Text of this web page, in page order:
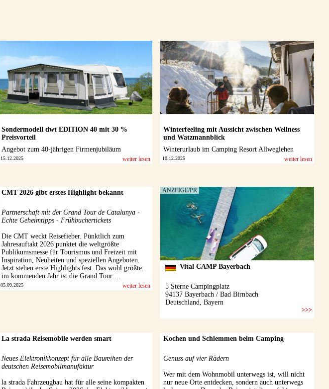
Sondermodell dwt EDITION 40 mit 30 %
Preisvorteil
Angebot zum 40-jährigen Firmenjubiläum
15.12.2025 weiter lesen
Winterfeeling mit Aussicht zwischen Wellness
und Watzmannblick
Winterurlaub im Camping Resort Allweglehen
10.12.2025 weiter lesen
CMT 2026 gibt erstes Highlight bekannt
Partnerschaft mit der Grand Tour de Catalunya -
Echte Geheimtipps - Frühbuchertickets
Die CMT weckt Reisefieber. Pünktlich zum
Jahresauftakt 2026 punktet die weltgrößte
Publikumsmesse für Tourismus und Freizeit mit
Inspiration, Neuheiten und speziellen Angeboten.
Jetzt stehen erste Highlights fest. Das wohl größte:
im kommenden Jahr ist die Grand Tour ...
05.09.2025 weiter lesen
La strada Reisemobile werden smart
Neues Elektronikkonzept für alle Baureihen der
deutschen Reisemobilmanufaktur
la strada Fahrzeugbau hat für alle seine kompakten
Kochen und Schlemmen beim Camping
Genuss auf vier Rädern
Wer mit dem Wohnmobil unterwegs ist, will nicht
nur neue Orte entdecken, sondern auch unterwegs